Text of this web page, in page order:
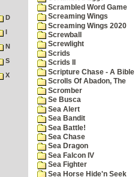
D
I
N
S
X
Scrambled Word Game
Screaming Wings
Screaming Wings 2020
Screwball
Screwlight
Scrids
Scrids II
Scripture Chase - A Bible
Scrolls Of Abadon, The
Scromber
Se Busca
Sea Alert
Sea Bandit
Sea Battle!
Sea Chase
Sea Dragon
Sea Falcon IV
Sea Fighter
Sea Horse Hide'n Seek